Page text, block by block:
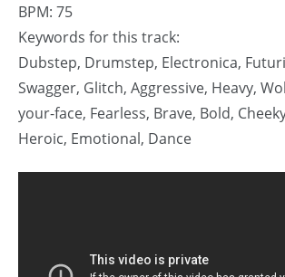
BPM: 75
Keywords for this track:
Dubstep, Drumstep, Electronica,
Swagger, Glitch, Aggressive, Heavy,
your-face, Fearless, Brave, Bold,
Heroic, Emotional, Dance